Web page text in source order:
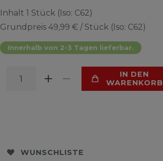
Inhalt 1 Stück (Iso: C62)
Grundpreis 49,99 € / Stück (Iso: C62)
Innerhalb von 2-3 Tagen lieferbar.
IN DEN
WARENKORB
WUNSCHLISTE